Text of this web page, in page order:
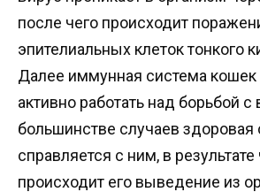
после чего происходит
эпителиальных клеток тонкого
Далее иммунная система кошек
активно работать над борьбой с
большинстве случаев здоровая
справляется с ним, в результате
происходит его выведение из